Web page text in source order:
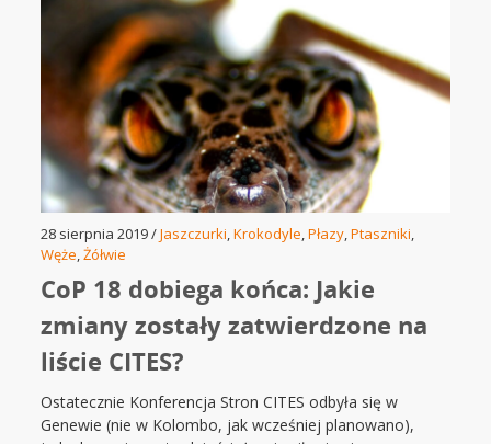
28 sierpnia 2019 /Jaszczurki,Krokodyle,Płazy,Ptaszniki,
Węże,Żółwie
CoP 18 dobiega końca: Jakie
zmiany zostały zatwierdzone na
liście CITES?
Ostatecznie Konferencja Stron CITES odbyła się w
Genewie (nie w Kolombo, jak wcześniej planowano),